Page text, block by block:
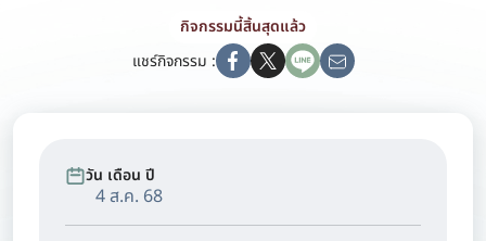
กิจกรรมนี้สิ้นสุดแล้ว
แชร์กิจกรรม :
วัน เดือน ปี
4 ส.ค. 68